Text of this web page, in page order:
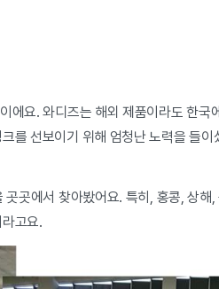
에요. 와디즈는 해외 제품이라도 한국
를 선보이기 위해 엄청난 노력을 들이
곳에서 찾아봤어요. 특히, 홍콩, 상해
고요.